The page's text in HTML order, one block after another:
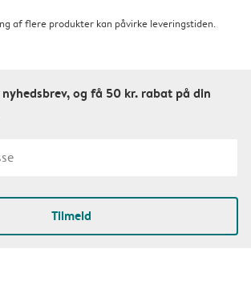
af flere produkter kan påvirke leveringstiden.
og få 50 kr. rabat på din
Tilmeld